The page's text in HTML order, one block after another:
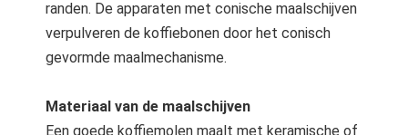
randen. De apparaten met conische maalschijven
verpulveren de koffiebonen door het conisch
gevormde maalmechanisme.
Materiaal van de maalschijven
Een goede koffiemolen maalt met keramische of